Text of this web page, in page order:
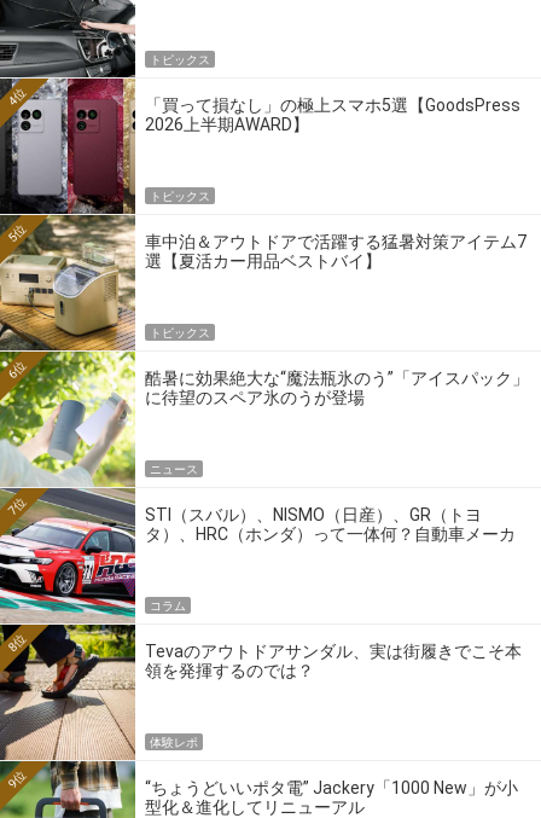
トピックス
「買って損なし」の極上スマホ5選【GoodsPress
2026上半期AWARD】
4位
トピックス
車中泊＆アウトドアで活躍する猛暑対策アイテム7
選【夏活カー用品ベストバイ】
5位
トピックス
酷暑に効果絶大な“魔法瓶氷のう”「アイスパック」
に待望のスペア氷のうが登場
6位
ニュース
STI（スバル）、NISMO（日産）、GR（トヨ
タ）、HRC（ホンダ）って一体何？自動車メーカ
7位
コラム
Tevaのアウトドアサンダル、実は街履きでこそ本
領を発揮するのでは？
8位
体験レポ
“ちょうどいいポタ電” Jackery「1000 New」が小
型化＆進化してリニューアル
9位